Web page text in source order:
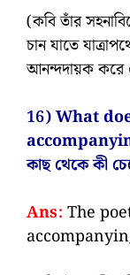
(কবি তাঁর
চান যাতে
আনন্দদায়ক করে
16) What
কাছ থেকে কী
Ans: The